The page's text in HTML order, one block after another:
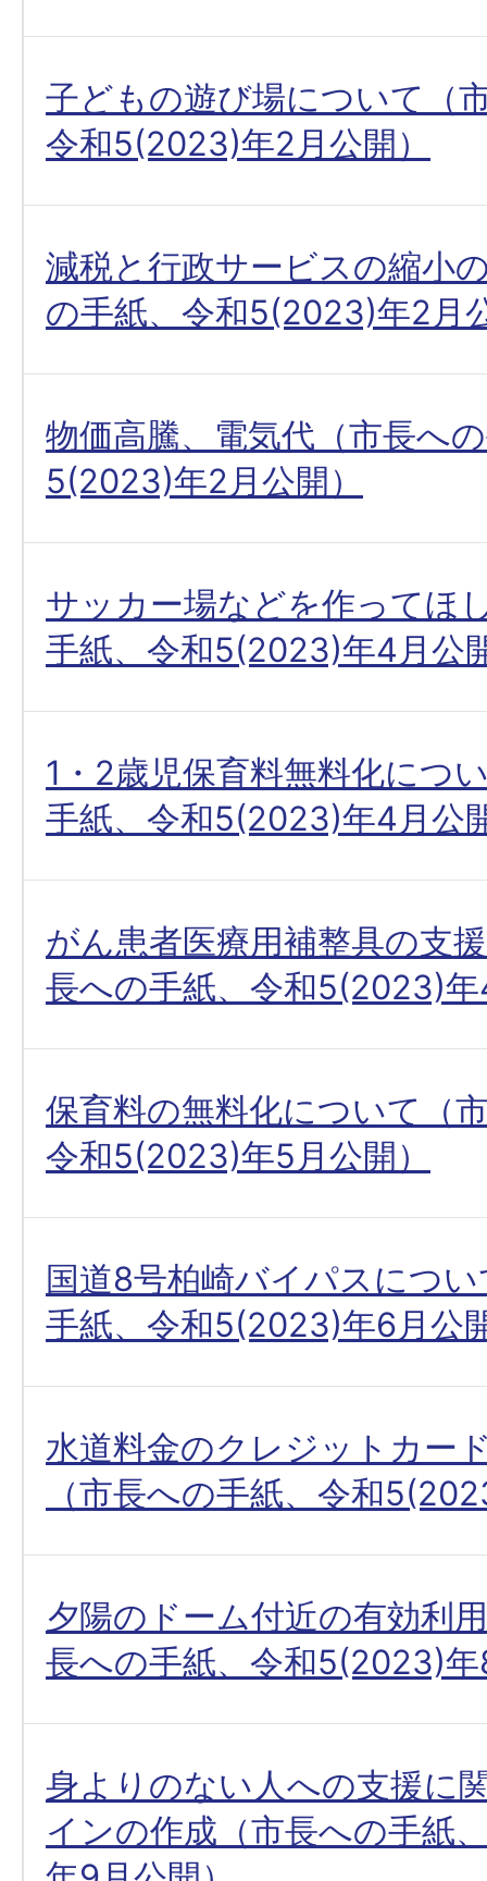
子どもの遊び場について（
令和5(2023)年2月公開）
減税と行政サービスの縮小
の手紙、令和5(2023)年2月
物価高騰、電気代（市長へ
5(2023)年2月公開）
サッカー場などを作ってほ
手紙、令和5(2023)年4月公
1・2歳児保育料無料化につ
手紙、令和5(2023)年4月公
がん患者医療用補整具の支
長への手紙、令和5(2023)
保育料の無料化について（
令和5(2023)年5月公開）
国道8号柏崎バイパスにつ
手紙、令和5(2023)年6月公
水道料金のクレジットカー
（市長への手紙、令和
夕陽のドーム付近の有効利
長への手紙、令和5(2023)
身よりのない人への支援に
インの作成（市長への手紙